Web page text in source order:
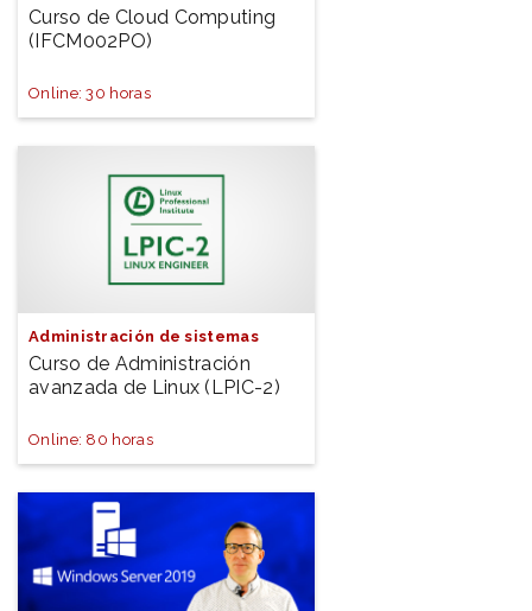
Curso de Cloud Computing
(IFCM002PO)
Online: 30 horas
Administración de sistemas
Curso de Administración
avanzada de Linux (LPIC-2)
Online: 80 horas